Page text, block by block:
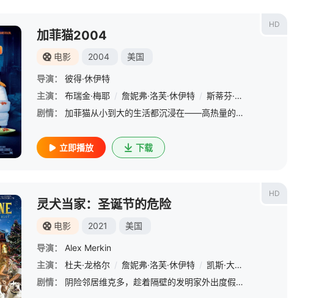
瑞安·古兹曼 / 科琳·玛西亚 / 马克·康苏斯 / Elijah M. Cooper /
HD
加菲猫2004
电影 2004 美国
导演：
彼得·休伊特
主演：
布瑞金·梅耶 / 詹妮弗·洛芙·休伊特 / 斯蒂芬·托布罗斯基
剧情：
加菲猫从小到大的生活都沉浸在――高热量的食物，睡觉，捉弄愚蠢的狗狗和主人乔恩•阿卜(布瑞金•梅耶 Breckin Meyer &amp;nbsp;饰)的宠爱中，加菲觉得这就是完美的生活。直到有一天，乔恩带加菲
立即播放 下载
罗杰·里斯 / 露茜·戴维斯 / Lena Cardwell / 维罗妮卡·阿利奇诺
HD
灵犬当家：圣诞节的危险
电影 2021 美国
导演：
Alex Merkin
主演：
杜夫·龙格尔 / 詹妮弗·洛芙·休伊特 / 凯斯·大卫
剧情：
阴险邻居维克多，趁着隔壁的发明家外出度假的机会，雇人窃取他的一项专利：能够阅读犬类思维并转化为文字的项圈。发明家的狗狗们得知后将住宅中布置了机关重重，联合起来对抗维克多保护发明。